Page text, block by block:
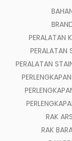
PERALATAN
PERALATAN
PERALATAN
RAK
RAK